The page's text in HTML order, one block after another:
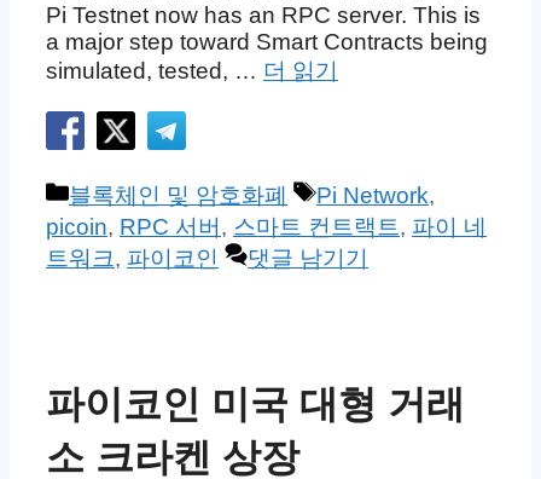
Pi Testnet now has an RPC server. This is
a major step toward Smart Contracts being
simulated, tested, … 더 읽기
카
테
고
블록체인 및 암호화폐
태
그
Pi Network,
picoin, RPC 서버, 스마트 컨트랙트, 파이 네
트워크, 파이코인 댓글 남기기
파이코인 미국 대형 거래
소 크라켄 상장